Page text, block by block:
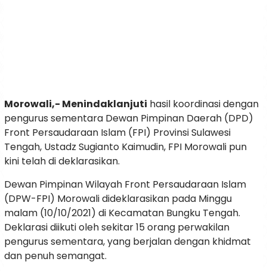
Morowali,- Menindaklanjuti hasil koordinasi dengan
pengurus sementara Dewan Pimpinan Daerah (DPD)
Front Persaudaraan Islam (FPI) Provinsi Sulawesi
Tengah, Ustadz Sugianto Kaimudin, FPI Morowali pun
kini telah di deklarasikan.
Dewan Pimpinan Wilayah Front Persaudaraan Islam
(DPW-FPI) Morowali dideklarasikan pada Minggu
malam (10/10/2021) di Kecamatan Bungku Tengah.
Deklarasi diikuti oleh sekitar 15 orang perwakilan
pengurus sementara, yang berjalan dengan khidmat
dan penuh semangat.